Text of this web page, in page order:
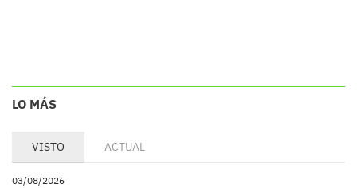
LO MÁS
VISTO ACTUAL
03/08/2026